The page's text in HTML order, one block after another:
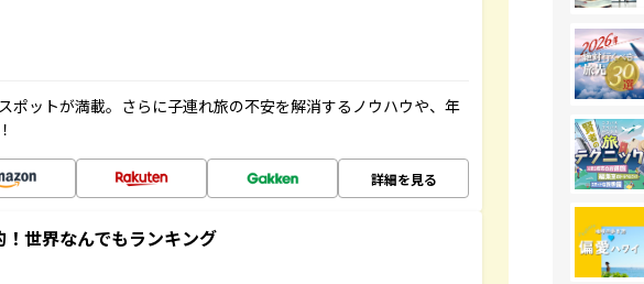
ポットが満載。さらに子連れ旅の不安を解消するノウハウや、年
詳細を見る
世界なんでもランキング